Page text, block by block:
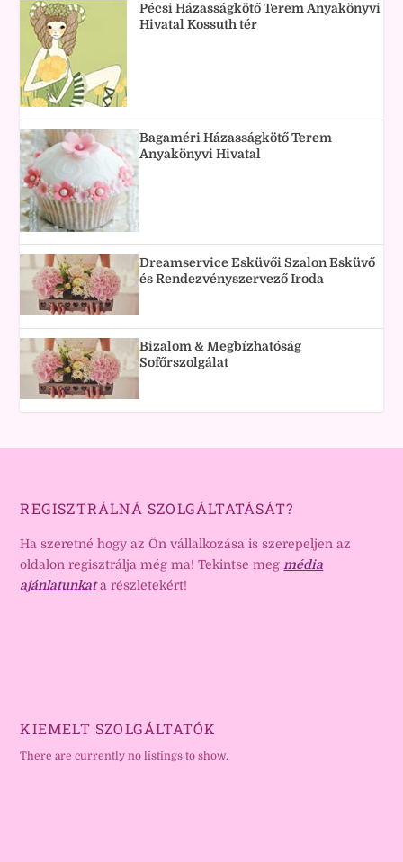
Pécsi Házasságkötő Terem Anyakönyvi
Hivatal Kossuth tér
Bagaméri Házasságkötő Terem
Anyakönyvi Hivatal
Dreamservice Esküvői Szalon Esküvő
és Rendezvényszervező Iroda
Bizalom & Megbízhatóság
Sofőrszolgálat
REGISZTRÁLNÁ SZOLGÁLTATÁSÁT?
Ha szeretné hogy az Ön vállalkozása is szerepeljen az
oldalon regisztrálja még ma! Tekintse meg média
ajánlatunkat a részletekért!
KIEMELT SZOLGÁLTATÓK
There are currently no listings to show.